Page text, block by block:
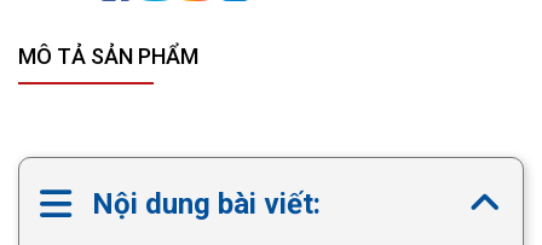
MÔ TẢ SẢN PHẨM
Nội dung bài viết: